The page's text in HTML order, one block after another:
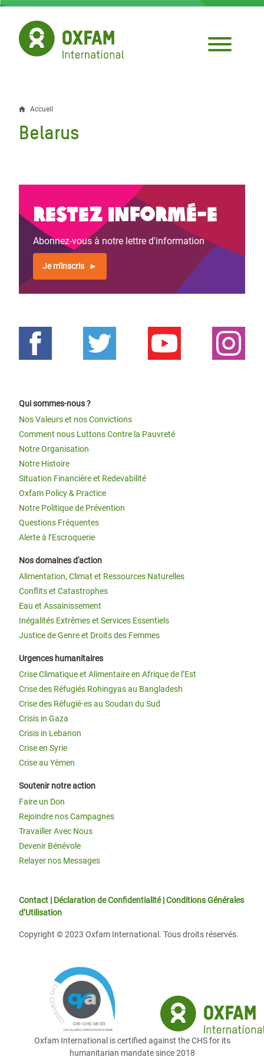
Aller
contenu
principal
Fil
d'Ariane
Accueil
Belarus
Restez informé-e
Abonnez-vous à notre lettre d'information
Je m'inscris
Qui sommes-nous ?
Nos Valeurs et nos Convictions
Comment nous Luttons Contre la Pauvreté
Notre Organisation
Notre Histoire
Situation Financière et Redevabilité
Oxfam Policy & Practice
Notre Politique de Prévention
Questions Fréquentes
Alerte à l’Escroquerie
Nos domaines d'action
Alimentation, Climat et Ressources Naturelles
Conflits et Catastrophes
Eau et Assainissement
Inégalités Extrêmes et Services Essentiels
Justice de Genre et Droits des Femmes
Urgences humanitaires
Crise Climatique et Alimentaire en Afrique de l’Est
Crise des Réfugiés Rohingyas au Bangladesh
Crise des Réfugié·es au Soudan du Sud
Crisis in Gaza
Crisis in Lebanon
Crise en Syrie
Crise au Yémen
Soutenir notre action
Faire un Don
Rejoindre nos Campagnes
Travailler Avec Nous
Devenir Bénévole
Relayer nos Messages
Contact | Déclaration de Confidentialité|Conditions Générales
d’Utilisation
Copyright © 2023 Oxfam International. Tous droits réservés.
Oxfam International is certified against the CHS for its
humanitarian mandate since 2018